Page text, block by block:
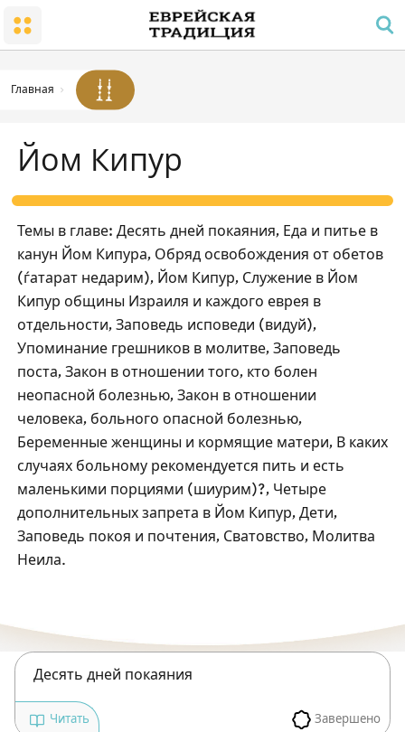
Заповеди радости в семье
Гиюр
Молитва и распорядок дня
Заповедь молитвы для мужчин
Благословения
Законы и уставы
Суббота и праздники
Работа, запрещенная в субботу
Праздники
Отсчет омера; национальные праздники и дни
памяти
Шавуот
Рош ѓа-Шана
Йом Кипур
Суккот
Посты в память о разрушенном Храме
Ханука
Пурим
Главная
Йом Кипур
Темы в главе: Десять дней покаяния, Еда и питье в
канун Йом Кипура, Обряд освобождения от обетов
(ѓатарат недарим), Йом Кипур, Служение в Йом
Кипур общины Израиля и каждого еврея в
отдельности, Заповедь исповеди (видуй),
Упоминание грешников в молитве, Заповедь
поста, Закон в отношении того, кто болен
неопасной болезнью, Закон в отношении
человека, больного опасной болезнью,
Беременные женщины и кормящие матери, В каких
случаях больному рекомендуется пить и есть
маленькими порциями (шиурим)?, Четыре
дополнительных запрета в Йом Кипур, Дети,
Заповедь покоя и почтения, Сватовство, Молитва
Неила.
Десять дней покаяния
Завершено
Читать